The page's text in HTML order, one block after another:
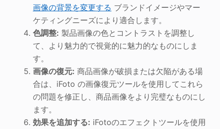
画像の背景を変更する ブランドイメージやマー
ケティングニーズにより適合します。
色調整: 製品画像の色とコントラストを調整し
て、より魅力的で視覚的に魅力的なものにしま
す。
画像の復元: 商品画像が破損または欠陥がある場
合は、iFoto の画像復元ツールを使用してこれら
の問題を修正し、商品画像をより完璧なものにし
ます。
効果を追加する: iFotoのエフェクトツールを使用